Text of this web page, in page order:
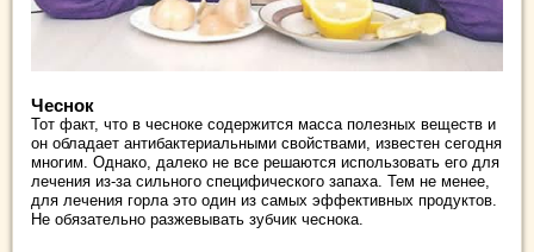
Чеснок
Тот факт, что в чесноке содержится масса полезных веществ и
он обладает антибактериальными свойствами, известен сегодня
многим. Однако, далеко не все решаются использовать его для
лечения из-за сильного специфического запаха. Тем не менее,
для лечения горла это один из самых эффективных продуктов.
Не обязательно разжевывать зубчик чеснока.